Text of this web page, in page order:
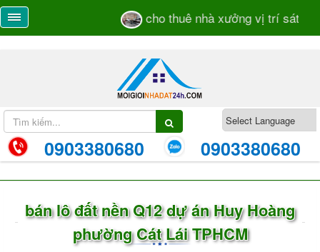
cho thuê nhà xưởng vị trí sát mặt
0903380680 0903380680
bán lô đất nền Q12 dự án Huy Hoàng
phường Cát Lái TPHCM